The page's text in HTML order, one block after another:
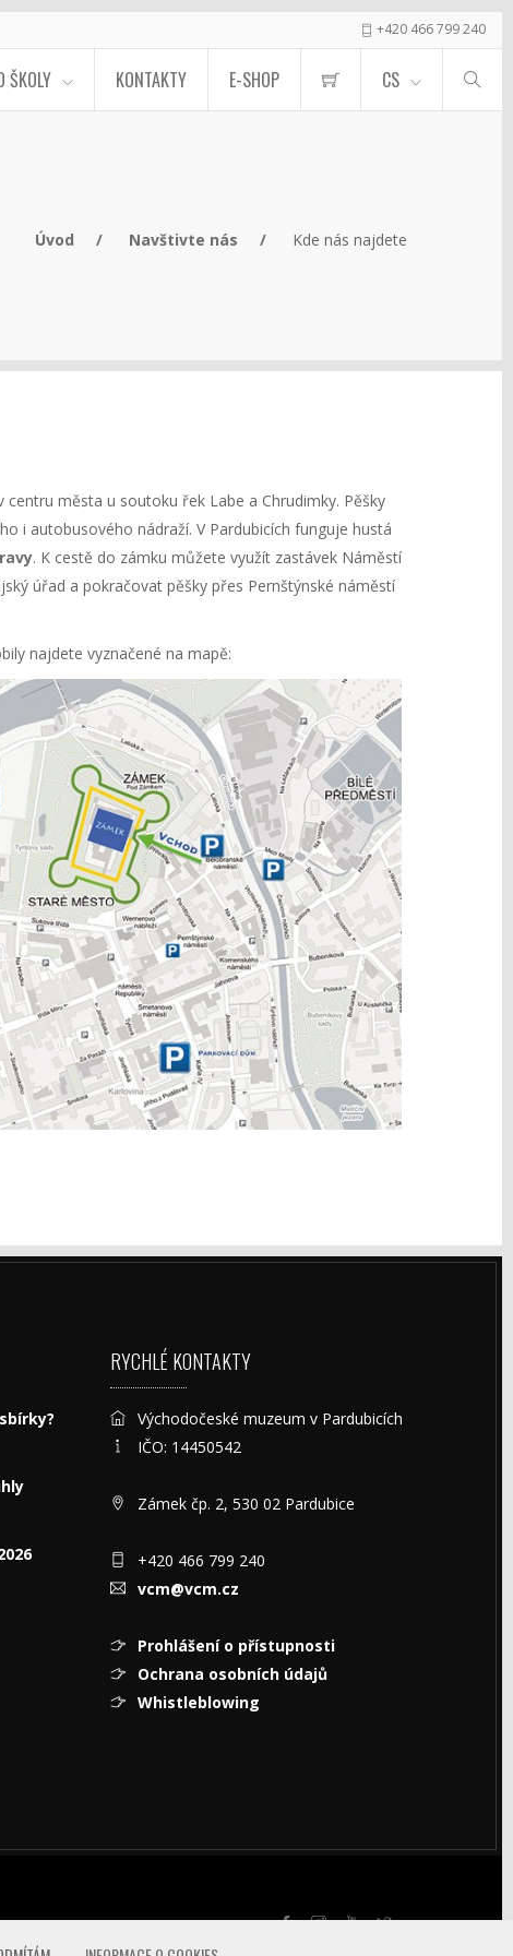
+420 466 799 240
ŠKOLY KONTAKTY E-SHOP CS
Úvod Navštivte nás Kde nás najdete
centru města u soutoku řek Labe a Chrudimky. Pěšky
i autobusového nádraží. V Pardubicích funguje hustá
. K cestě do zámku můžete využít zastávek Náměstí
úřad a pokračovat pěšky přes Pernštýnské náměstí
najdete vyznačené na mapě:
RYCHLÉ KONTAKTY
Východočeské muzeum v Pardubicích
IČO: 14450542
Zámek čp. 2, 530 02 Pardubice
+420 466 799 240
vcm@vcm.cz
Prohlášení o přístupnosti
Ochrana osobních údajů
Whistleblowing